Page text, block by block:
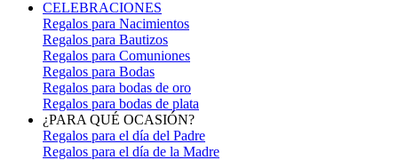
CELEBRACIONES
Regalos para Nacimientos
Regalos para Bautizos
Regalos para Comuniones
Regalos para Bodas
Regalos para bodas de oro
Regalos para bodas de plata
¿PARA QUÉ OCASIÓN?
Regalos para el día del Padre
Regalos para el día de la Madre